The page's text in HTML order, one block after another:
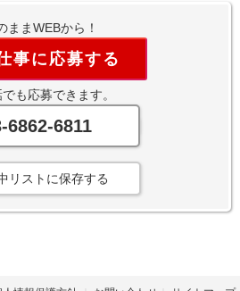
ままWEBから！
事に応募する
も応募できます。
6862-6811
リストに保存する